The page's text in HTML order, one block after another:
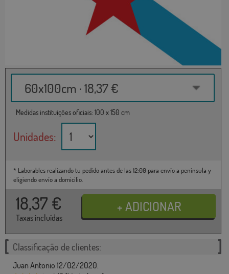
60x100cm · 18,37 €
Medidas instituições oficiais: 100 x 150 cm
Unidades:
* Laborables realizando tu pedido antes de las 12:00 para envío a península y
eligiendo envío a domicilio.
18,37 €
Taxas incluídas
Classificação de clientes:
Juan Antonio 12/02/2020.